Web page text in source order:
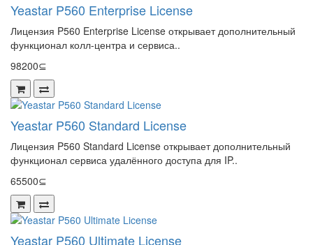
Yeastar P560 Enterprise License
Лицензия P560 Enterprise License открывает дополнительный
функционал колл-центра и сервиса..
98200⊆
Yeastar P560 Standard License
Лицензия P560 Standard License открывает дополнительный
функционал сервиса удалённого доступа для IP..
65500⊆
Yeastar P560 Ultimate License